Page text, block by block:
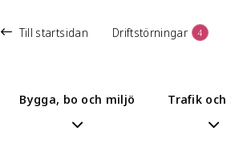
Till startsidan Driftstörningar 4
Bygga, bo och miljö Trafik och